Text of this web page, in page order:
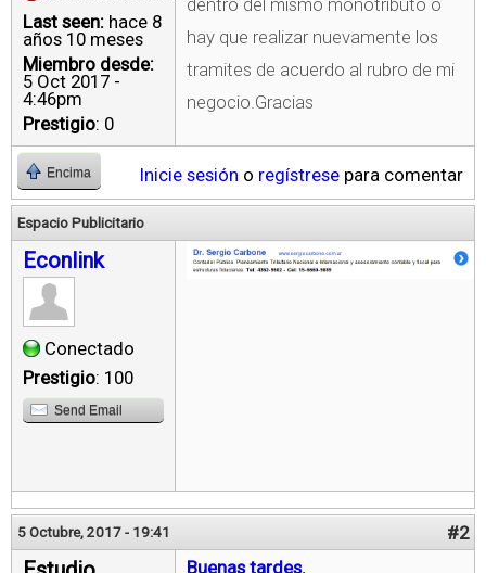
Last seen: hace 8
años 10 meses
Miembro desde:
5 Oct 2017 -
4:46pm
Prestigio: 0
dentro del mismo monotributo o
hay que realizar nuevamente los
tramites de acuerdo al rubro de mi
negocio.Gracias
Encima Inicie sesión o regístrese para comentar
Espacio Publicitario
Econlink
Conectado
Prestigio: 100
Send Email
5 Octubre, 2017 - 19:41 #2
Buenas tardes.